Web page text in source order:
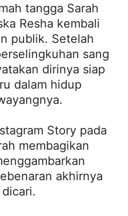
tangga Sarah
Resha kembali
publik. Setelah
sang
dirinya siap
dalam hidup
Story pada
membagikan
akhirnya